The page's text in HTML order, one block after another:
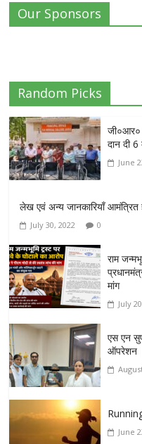
Our Sponsors
Random Picks
दान दी
June
लेख एवं अन्य जानकारियाँ आमंत्रित
July 30, 2022 0
राम
मांग
July
एस एन
ऑपरेशन
June